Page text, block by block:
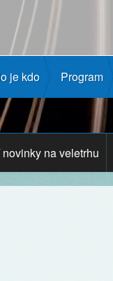
je kdo Program
na veletrhu